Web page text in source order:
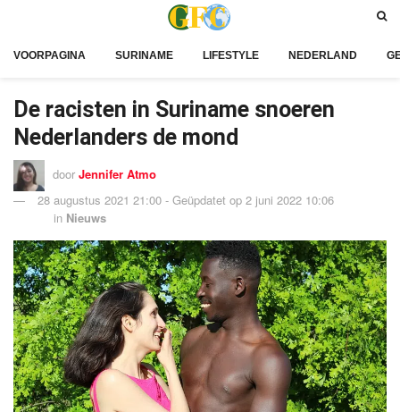
VOORPAGINA SURINAME LIFESTYLE NEDERLAND
De racisten in Suriname snoeren
Nederlanders de mond
door Jennifer Atmo
28 augustus 2021 21:00 - Geüpdatet op 2 juni 2022 10:06
in Nieuws